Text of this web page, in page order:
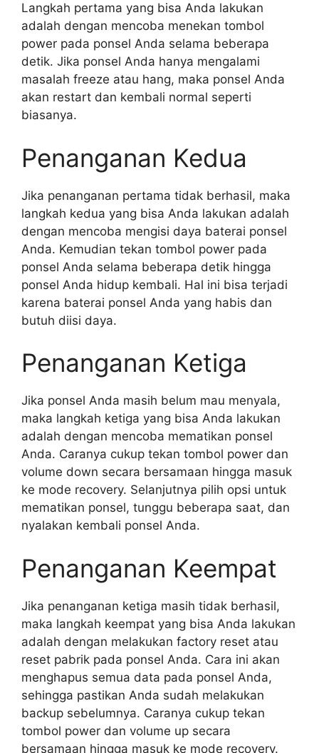
Langkah pertama yang bisa Anda lakukan
adalah dengan mencoba menekan tombol
power pada ponsel Anda selama beberapa
detik. Jika ponsel Anda hanya mengalami
masalah freeze atau hang, maka ponsel Anda
akan restart dan kembali normal seperti
biasanya.
Penanganan Kedua
Jika penanganan pertama tidak berhasil, maka
langkah kedua yang bisa Anda lakukan adalah
dengan mencoba mengisi daya baterai ponsel
Anda. Kemudian tekan tombol power pada
ponsel Anda selama beberapa detik hingga
ponsel Anda hidup kembali. Hal ini bisa terjadi
karena baterai ponsel Anda yang habis dan
butuh diisi daya.
Penanganan Ketiga
Jika ponsel Anda masih belum mau menyala,
maka langkah ketiga yang bisa Anda lakukan
adalah dengan mencoba mematikan ponsel
Anda. Caranya cukup tekan tombol power dan
volume down secara bersamaan hingga masuk
ke mode recovery. Selanjutnya pilih opsi untuk
mematikan ponsel, tunggu beberapa saat, dan
nyalakan kembali ponsel Anda.
Penanganan Keempat
Jika penanganan ketiga masih tidak berhasil,
maka langkah keempat yang bisa Anda lakukan
adalah dengan melakukan factory reset atau
reset pabrik pada ponsel Anda. Cara ini akan
menghapus semua data pada ponsel Anda,
sehingga pastikan Anda sudah melakukan
backup sebelumnya. Caranya cukup tekan
tombol power dan volume up secara
bersamaan hingga masuk ke mode recovery.